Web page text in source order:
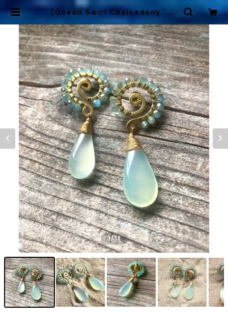
【Ocean Swirl Chalcedony 'Aq
ua'】波の渦から滴るカルセドニーの
ボヘミアンピアス | Mermaid Cott
age
1/11